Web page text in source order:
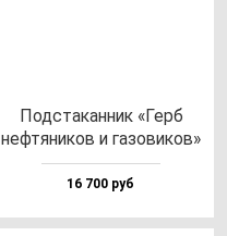
Под­ста­кан­ник «Герб
неф­тя­ни­ков и га­зо­ви­ков»
16 700 руб